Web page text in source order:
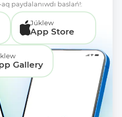
paydalanıwdı baslań!:
Júklew
App Store
Gallery